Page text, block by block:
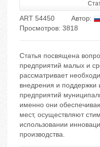
ART 54450 Автор:
Просмотров: 3818
Статья посвящена
предприятий малых и
рассматривает
внедрения и поддержки
предприятий
именно они
мест, осуществляют
использовании
производства.